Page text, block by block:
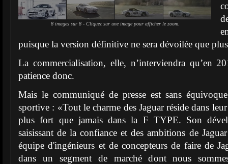
8 images sur 8 - Cliquez sur une image pour afficher le zoom.
puisque la version définitive ne sera dévoilée que
La commercialisation, elle, n’interviendra qu’en
patience donc.
Mais le communiqué de presse est sans
sportive : «Tout le charme des Jaguar réside dans
plus fort que jamais dans la F TYPE. Son
saisissant de la confiance et des ambitions de
équipe d'ingénieurs et de concepteurs de faire de
dans un segment de marché dont nous